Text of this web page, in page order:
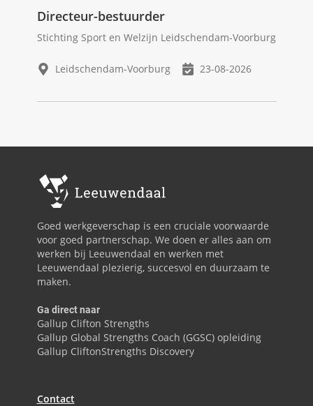
Directeur-bestuurder
Stichting Sport en Welzijn Leidschendam-Voorburg
Leidschendam-Voorburg 23-08-2026
Goed werkgeverschap is een cruciale voorwaarde
voor goed partnerschap. We doen er alles aan om
werken bij Leeuwendaal en werken met
Leeuwendaal plezierig, succesvol en duurzaam te
maken.
Ga direct naar
Gallup Clifton Strengths
Gallup Global Strengths Coach (GGSC) opleiding
Gallup CliftonStrengths Discovery
Contact